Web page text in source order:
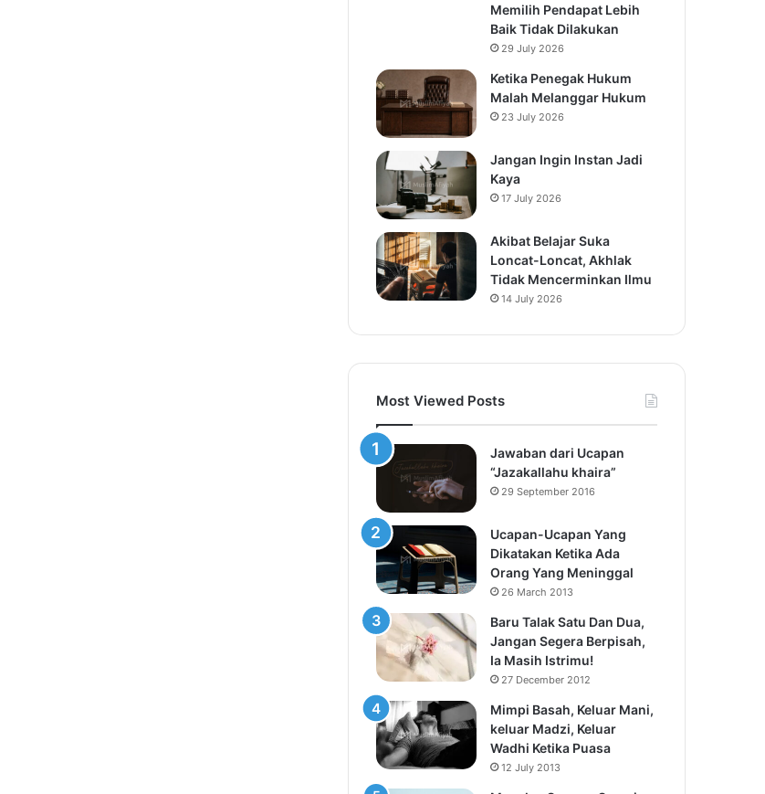
Memilih Pendapat Lebih
Baik Tidak Dilakukan
29 July 2026
Ketika Penegak Hukum
Malah Melanggar Hukum
23 July 2026
Jangan Ingin Instan Jadi
Kaya
17 July 2026
Akibat Belajar Suka
Loncat-Loncat, Akhlak
Tidak Mencerminkan Ilmu
14 July 2026
Most Viewed Posts
Jawaban dari Ucapan
“Jazakallahu khaira”
29 September 2016
Ucapan-Ucapan Yang
Dikatakan Ketika Ada
Orang Yang Meninggal
26 March 2013
Baru Talak Satu Dan Dua,
Jangan Segera Berpisah,
Ia Masih Istrimu!
27 December 2012
Mimpi Basah, Keluar Mani,
keluar Madzi, Keluar
Wadhi Ketika Puasa
12 July 2013